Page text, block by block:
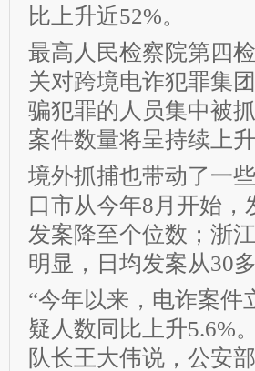
比上升近52%。
最高人民检察院第四
关对跨境电诈犯罪集
骗犯罪的人员集中被
案件数量将呈持续上升
境外抓捕也带动了一
口市从今年8月开始
发案降至个位数；浙
明显，日均发案从30
“今年以来，电诈案件
疑人数同比上升5.6%
队长王大伟说，公安